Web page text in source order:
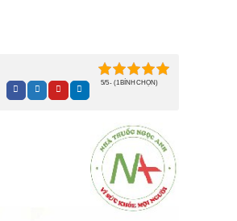
5/5 - (1 BÌNH CHỌN)